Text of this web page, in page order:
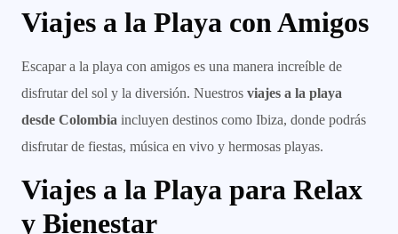
Viajes a la Playa con Amigos
Escapar a la playa con amigos es una manera increíble de
disfrutar del sol y la diversión. Nuestros viajes a la playa
desde Colombia incluyen destinos como Ibiza, donde podrás
disfrutar de fiestas, música en vivo y hermosas playas.
Viajes a la Playa para Relax
y Bienestar